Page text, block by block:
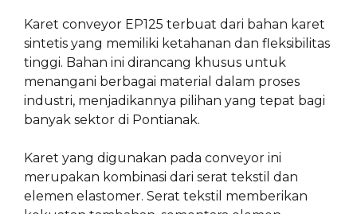
Karet conveyor EP125 terbuat dari bahan karet
sintetis yang memiliki ketahanan dan fleksibilitas
tinggi. Bahan ini dirancang khusus untuk
menangani berbagai material dalam proses
industri, menjadikannya pilihan yang tepat bagi
banyak sektor di Pontianak.
Karet yang digunakan pada conveyor ini
merupakan kombinasi dari serat tekstil dan
elemen elastomer. Serat tekstil memberikan